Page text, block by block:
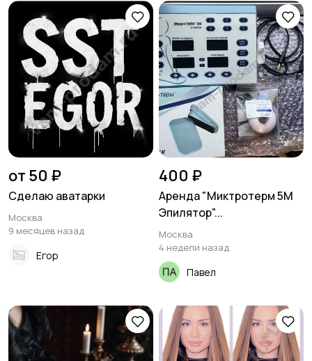
от 50 ₽
Сделаю аватарки
Москва
9 месяцев назад
Егор
400 ₽
Аренда "Миктротерм 5М
Эпилятор"...
Москва
4 недели назад
Павел